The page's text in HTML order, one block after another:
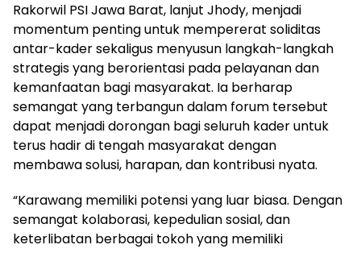
Rakorwil PSI Jawa Barat, lanjut Jhody, menjadi
momentum penting untuk mempererat soliditas
antar-kader sekaligus menyusun langkah-langkah
strategis yang berorientasi pada pelayanan dan
kemanfaatan bagi masyarakat. Ia berharap
semangat yang terbangun dalam forum tersebut
dapat menjadi dorongan bagi seluruh kader untuk
terus hadir di tengah masyarakat dengan
membawa solusi, harapan, dan kontribusi nyata.
“Karawang memiliki potensi yang luar biasa. Dengan
semangat kolaborasi, kepedulian sosial, dan
keterlibatan berbagai tokoh yang memiliki